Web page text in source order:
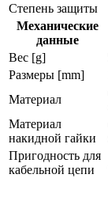
Степень защиты
Механические
данные
Вес [g]
Размеры [mm]
Материал
Материал
накидной гайки
Пригодность для
кабельной цепи